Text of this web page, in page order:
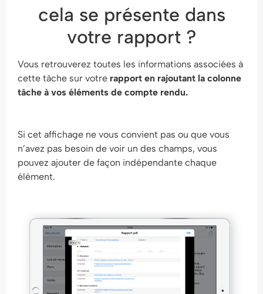
cela se présente dans
votre rapport ?
Vous retrouverez toutes les informations associées à
cette tâche sur votre rapport en rajoutant la colonne
tâche à vos éléments de compte rendu.
Si cet affichage ne vous convient pas ou que vous
n’avez pas besoin de voir un des champs, vous
pouvez ajouter de façon indépendante chaque
élément.